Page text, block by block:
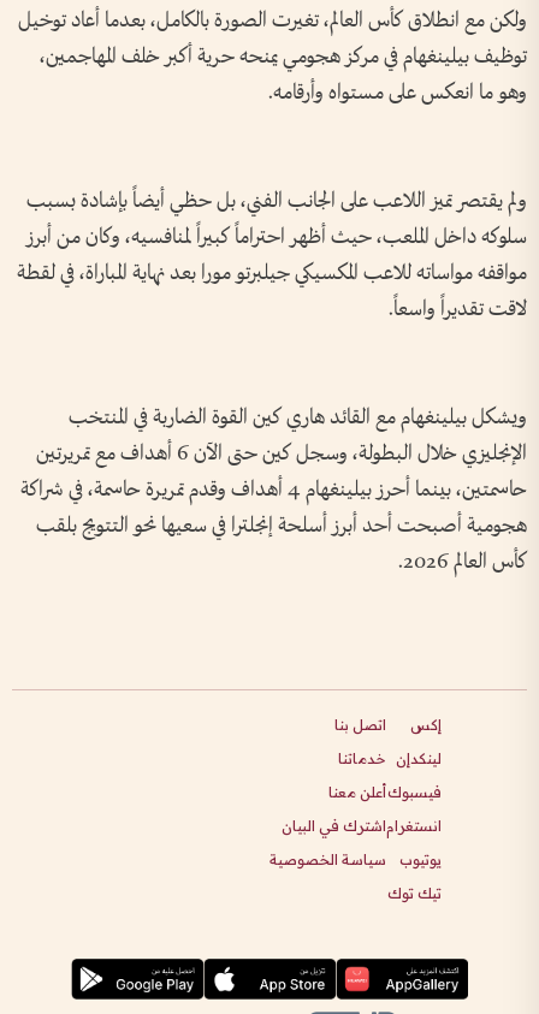
ولكن مع انطلاق كأس العالم، تغيرت الصورة بالكامل، بعدما أعاد توخيل
توظيف بيلينغهام في مركز هجومي يمنحه حرية أكبر خلف المهاجمين،
وهو ما انعكس على مستواه وأرقامه.
ولم يقتصر تميز اللاعب على الجانب الفني، بل حظي أيضاً بإشادة بسبب
سلوكه داخل الملعب، حيث أظهر احتراماً كبيراً لمنافسيه، وكان من أبرز
مواقفه مواساته للاعب المكسيكي جيلبرتو مورا بعد نهاية المباراة، في لقطة
لاقت تقديراً واسعاً.
ويشكل بيلينغهام مع القائد هاري كين القوة الضاربة في المنتخب
الإنجليزي خلال البطولة، وسجل كين حتى الآن 6 أهداف مع تمريرتين
حاسمتين، بينما أحرز بيلينغهام 4 أهداف وقدم تمريرة حاسمة، في شراكة
هجومية أصبحت أحد أبرز أسلحة إنجلترا في سعيها نحو التتويج بلقب
كأس العالم 2026.
إكس
لينكدإن
فيسبوك
انستغرام
يوتيوب
تيك توك
اتصل بنا
خدماتنا
أعلن معنا
اشترك في البيان
سياسة الخصوصية